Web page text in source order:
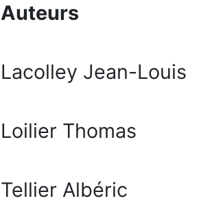
Auteurs
Lacolley Jean-Louis
Loilier Thomas
Tellier Albéric